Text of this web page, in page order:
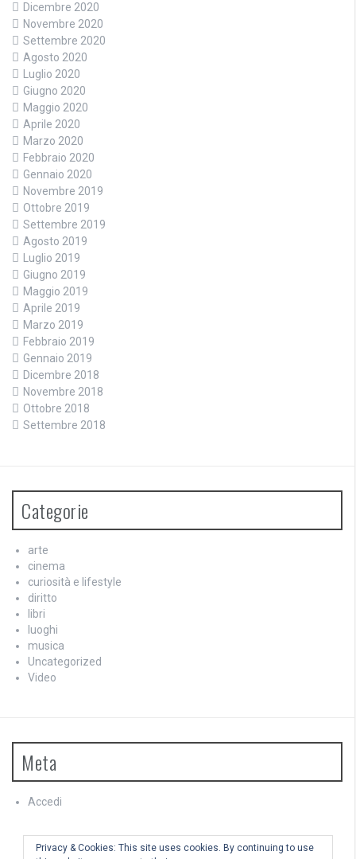
Dicembre 2020
Novembre 2020
Settembre 2020
Agosto 2020
Luglio 2020
Giugno 2020
Maggio 2020
Aprile 2020
Marzo 2020
Febbraio 2020
Gennaio 2020
Novembre 2019
Ottobre 2019
Settembre 2019
Agosto 2019
Luglio 2019
Giugno 2019
Maggio 2019
Aprile 2019
Marzo 2019
Febbraio 2019
Gennaio 2019
Dicembre 2018
Novembre 2018
Ottobre 2018
Settembre 2018
Categorie
arte
cinema
curiosità e lifestyle
diritto
libri
luoghi
musica
Uncategorized
Video
Meta
Accedi
Feed dei commenti
WordPress.org
Privacy & Cookies: This site uses cookies. By continuing to use